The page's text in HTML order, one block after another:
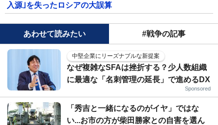
入源｣を失ったロシアの大誤算
あわせて読みたい #戦争の記事
中堅企業にリーズナブルな新提案
なぜ複雑なSFAは挫折する？少人数組織
に最適な「名刺管理の延長」で進めるDX
Sponsored
「秀吉と一緒になるのがイヤ」ではな
い...お市の方が柴田勝家との自害を選ん